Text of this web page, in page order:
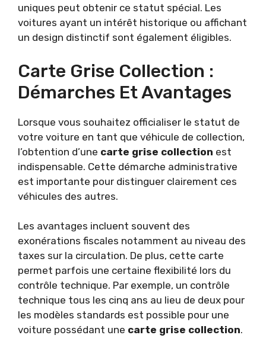
uniques peut obtenir ce statut spécial. Les
voitures ayant un intérêt historique ou affichant
un design distinctif sont également éligibles.
Carte Grise Collection :
Démarches Et Avantages
Lorsque vous souhaitez officialiser le statut de
votre voiture en tant que véhicule de collection,
l’obtention d’une carte grise collection est
indispensable. Cette démarche administrative
est importante pour distinguer clairement ces
véhicules des autres.
Les avantages incluent souvent des
exonérations fiscales notamment au niveau des
taxes sur la circulation. De plus, cette carte
permet parfois une certaine flexibilité lors du
contrôle technique. Par exemple, un contrôle
technique tous les cinq ans au lieu de deux pour
les modèles standards est possible pour une
voiture possédant une carte grise collection.